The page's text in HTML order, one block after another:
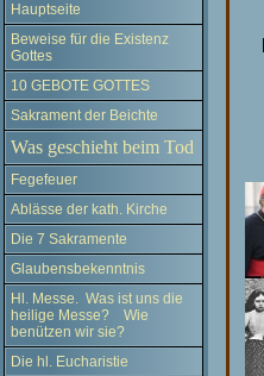
Hauptseite
Beweise für die Existenz
Gottes
10 GEBOTE GOTTES
Sakrament der Beichte
Was geschieht beim Tod
Fegefeuer
Ablässe der kath. Kirche
Die 7 Sakramente
Glaubensbekenntnis
Hl. Messe. Was ist uns die
heilige Messe? Wie
benützen wir sie?
Die hl. Eucharistie